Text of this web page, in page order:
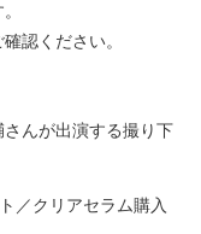
認ください。
んが出演する撮り下
／クリアセラム購入